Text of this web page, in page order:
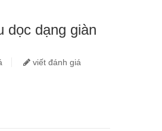
dọc dạng giàn
viết đánh giá